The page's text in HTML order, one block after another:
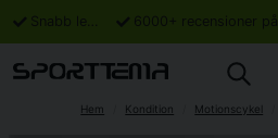
Snabb leverans 6000+ recensioner på Trustpilot
Hem Kondition Motionscykel